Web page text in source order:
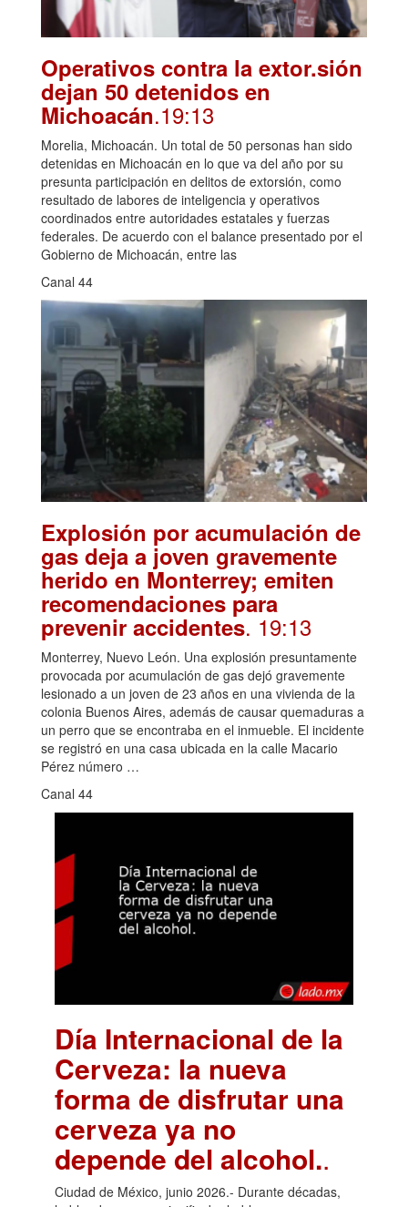
Operativos contra la extor.sión
dejan 50 detenidos en
Michoacán.19:13
Morelia, Michoacán. Un total de 50 personas han sido
detenidas en Michoacán en lo que va del año por su
presunta participación en delitos de extorsión, como
resultado de labores de inteligencia y operativos
coordinados entre autoridades estatales y fuerzas
federales. De acuerdo con el balance presentado por el
Gobierno de Michoacán, entre las
Canal 44
Explosión por acumulación de
gas deja a joven gravemente
herido en Monterrey; emiten
recomendaciones para
prevenir accidentes. 19:13
Monterrey, Nuevo León. Una explosión presuntamente
provocada por acumulación de gas dejó gravemente
lesionado a un joven de 23 años en una vivienda de la
colonia Buenos Aires, además de causar quemaduras a
un perro que se encontraba en el inmueble. El incidente
se registró en una casa ubicada en la calle Macario
Pérez número …
Canal 44
Día Internacional de la
Cerveza: la nueva
forma de disfrutar una
cerveza ya no
depende del alcohol..
Ciudad de México, junio 2026.- Durante décadas,